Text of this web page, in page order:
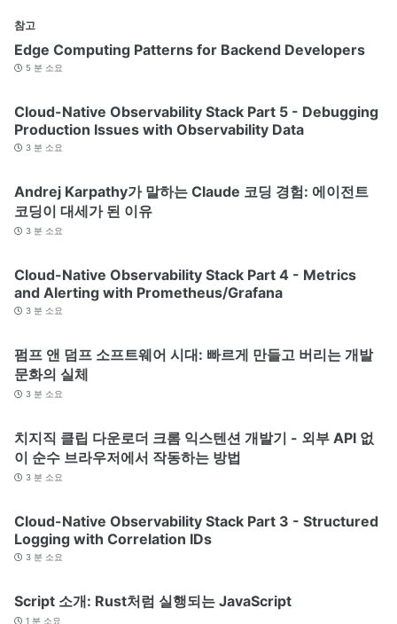
참고
Edge Computing Patterns for Backend Developers
5 분 소요
Cloud-Native Observability Stack Part 5 - Debugging
Production Issues with Observability Data
3 분 소요
Andrej Karpathy가 말하는 Claude 코딩 경험: 에이전트
코딩이 대세가 된 이유
3 분 소요
Cloud-Native Observability Stack Part 4 - Metrics
and Alerting with Prometheus/Grafana
3 분 소요
펌프 앤 덤프 소프트웨어 시대: 빠르게 만들고 버리는 개발
문화의 실체
3 분 소요
치지직 클립 다운로더 크롬 익스텐션 개발기 - 외부 API 없
이 순수 브라우저에서 작동하는 방법
3 분 소요
Cloud-Native Observability Stack Part 3 - Structured
Logging with Correlation IDs
3 분 소요
Script 소개: Rust처럼 실행되는 JavaScript
1 분 소요